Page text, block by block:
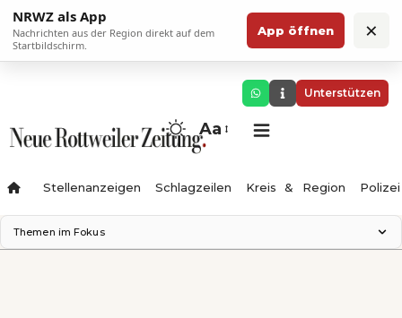
NRWZ als App
Nachrichten aus der Region direkt auf dem
Startbildschirm.
App öffnen ×
Unterstützen
Aa
Stellenanzeigen Schlagzeilen Kreis & Region Polizei
Themen im Fokus